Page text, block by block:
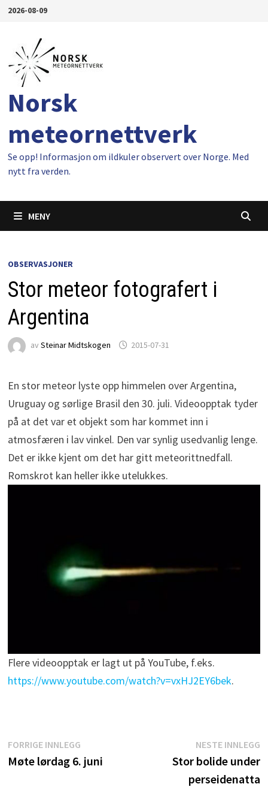
Gå2026-08-09
Norsk
meteornettverk
Se opp! Informasjon om ildkuler observert over Norge. Med
nytt fra verden.
MENY
OBSERVASJONER
Stor meteor fotografert i
Argentina
av Steinar Midtskogen 2015-07-31
En stor meteor lyste opp himmelen over Argentina,
Uruguay og sørlige Brasil den 30. juli. Videoopptak tyder
på at det var et objekt som har kommet inn i
atmosfæren i lav vinkel. Den var synlig usedvanlig lenge.
Det er ikke kjent om det har gitt meteorittnedfall.
Romskrot kan heller ikke utelukkes.
Flere videoopptak er lagt ut på YouTube, f.eks.
https://www.youtube.com/watch?v=vxHJ2EY6bek.
Innleggsnavigasjon
FORRIGE INNLEGGForrige
innlegg:
Møte lørdag 6. juni
NESTE INNLEGG
Stor bolide under
perseidenatta